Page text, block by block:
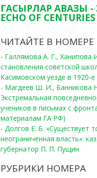
ГАСЫРЛАР АВАЗЫ -
ECHO OF
ЧИТАЙТЕ В НОМЕРЕ
- Галлямова А. Г.,
становления советской
Касимовском уезде в 1920-е
- Магдеев Ш. И., Банникова
Экстремальная
учеников в письмах с
материалам ГА РФ)
- Долгов Е. Б. «Существует
неограниченная власть»:
губернатор П. П. Пущин
РУБРИКИ НОМЕРА